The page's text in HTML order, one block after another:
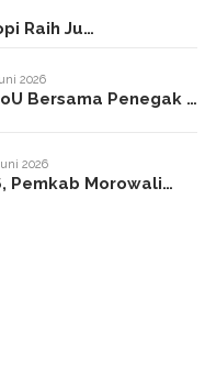
Raih Ju…
2026
Bersama Penegak …
2026
Pemkab Morowali…